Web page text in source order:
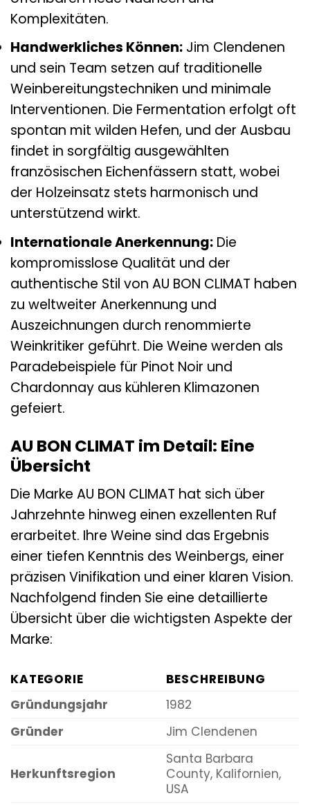
Komplexitäten.
Handwerkliches Können: Jim Clendenen
und sein Team setzen auf traditionelle
Weinbereitungstechniken und minimale
Interventionen. Die Fermentation erfolgt oft
spontan mit wilden Hefen, und der Ausbau
findet in sorgfältig ausgewählten
französischen Eichenfässern statt, wobei
der Holzeinsatz stets harmonisch und
unterstützend wirkt.
Internationale Anerkennung: Die
kompromisslose Qualität und der
authentische Stil von AU BON CLIMAT haben
zu weltweiter Anerkennung und
Auszeichnungen durch renommierte
Weinkritiker geführt. Die Weine werden als
Paradebeispiele für Pinot Noir und
Chardonnay aus kühleren Klimazonen
gefeiert.
AU BON CLIMAT im Detail: Eine
Übersicht
Die Marke AU BON CLIMAT hat sich über
Jahrzehnte hinweg einen exzellenten Ruf
erarbeitet. Ihre Weine sind das Ergebnis
einer tiefen Kenntnis des Weinbergs, einer
präzisen Vinifikation und einer klaren Vision.
Nachfolgend finden Sie eine detaillierte
Übersicht über die wichtigsten Aspekte der
Marke:
KATEGORIE
BESCHREIBUNG
Gründungsjahr
1982
Gründer
Jim Clendenen
Herkunftsregion
Santa Barbara
County, Kalifornien,
USA